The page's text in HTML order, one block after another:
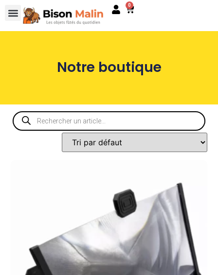
0
Notre boutique